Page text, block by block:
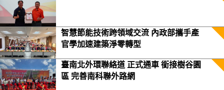
智慧節能技術跨領域交流 內政部攜手產
官學加速建築淨零轉型
臺南北外環聯絡道 正式通車 銜接樹谷園
區 完善南科聯外路網